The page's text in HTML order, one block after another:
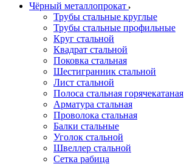
Чёрный металлопрокат
Трубы стальные круглые
Трубы стальные профильные
Круг стальной
Квадрат стальной
Поковка стальная
Шестигранник стальной
Лист стальной
Полоса стальная горячекатаная
Арматура стальная
Проволока стальная
Балки стальные
Уголок стальной
Швеллер стальной
Сетка рабица